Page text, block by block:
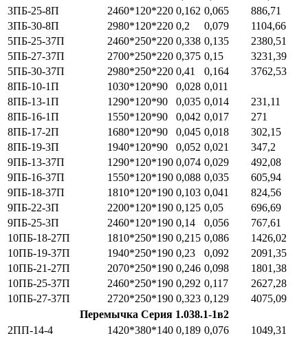
3ПБ-25-8П
2460*120*220 0,162 0,065
886,71
3ПБ-30-8П
2980*120*220 0,2 0,079
1104,66
5ПБ-25-37П
2460*250*220 0,338 0,135
2380,51
5ПБ-27-37П
2700*250*220 0,375 0,15
3231,39
5ПБ-30-37П
2980*250*220 0,41 0,164
3762,53
8ПБ-10-1П
1030*120*90 0,028 0,011
8ПБ-13-1П
1290*120*90 0,035 0,014
231,11
8ПБ-16-1П
1550*120*90 0,042 0,017
271
8ПБ-17-2П
1680*120*90 0,045 0,018
302,15
8ПБ-19-3П
1940*120*90 0,052 0,021
347,2
9ПБ-13-37П
1290*120*190 0,074 0,029
492,08
9ПБ-16-37П
1550*120*190 0,088 0,035
605,94
9ПБ-18-37П
1810*120*190 0,103 0,041
824,56
9ПБ-22-3П
2200*120*190 0,125 0,05
696,69
9ПБ-25-3П
2460*120*190 0,14 0,056
767,61
10ПБ-18-27П
1810*250*190 0,215 0,086
1426,02
10ПБ-19-37П
1940*250*190 0,23 0,092
2091,35
10ПБ-21-27П
2070*250*190 0,246 0,098
1801,38
10ПБ-25-37П
2460*250*190 0,292 0,117
2627,28
10ПБ-27-37П
2720*250*190 0,323 0,129
4075,09
Перемычка Серия 1.038.1-1в2
2ПП-14-4
1420*380*140 0,189 0,076
1049,31